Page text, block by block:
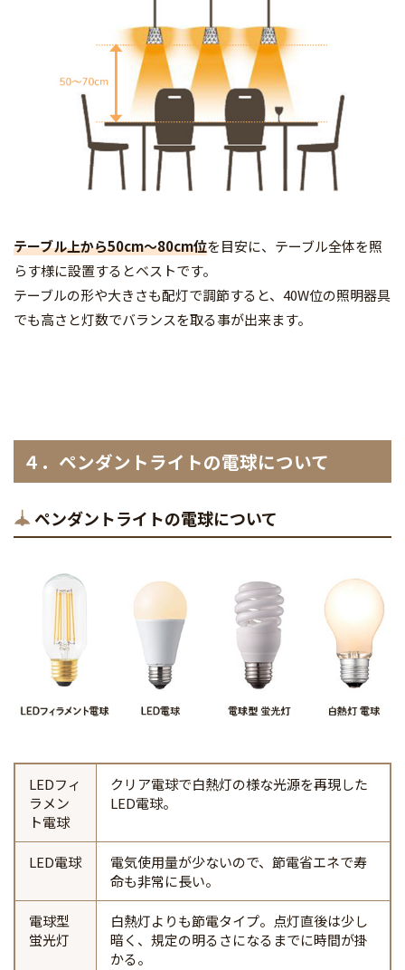
テーブル上から50cm～80cm位を目安に、テーブル全体を照
らす様に設置するとベストです。
テーブルの形や大きさも配灯で調節すると、40W位の照明器具
でも高さと灯数でバランスを取る事が出来ます。
４．ペンダントライトの電球について
ペンダントライトの電球について
LEDフィ
ラメン
ト電球
クリア電球で白熱灯の様な光源を再現した
LED電球。
LED電球
電気使用量が少ないので、節電省エネで寿
命も非常に長い。
電球型
蛍光灯
白熱灯よりも節電タイプ。点灯直後は少し
暗く、規定の明るさになるまでに時間が掛
かる。